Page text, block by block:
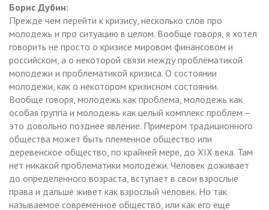
Борис Дубин:
Прежде чем перейти к кризису, несколько слов про
молодежь и про ситуацию в целом. Вообще говоря, я хотел
говорить не просто о кризисе мировом финансовом и
российском, а о некоторой связи между проблематикой
молодежи и проблематикой кризиса. О состоянии
молодежи, как о некотором кризисном состоянии.
Вообще говоря, молодежь как проблема, молодежь как
особая группа и молодежь как целый комплекс проблем –
это довольно позднее явление. Примером традиционного
общества может быть племенное общество или
деревенское общество, по крайней мере, до XIX века. Там
нет никакой проблематики молодежи. Человек доживает
до определенного возраста, вступает в свои взрослые
права и дальше живет как взрослый человек. Но так
называемое современное общество, или как его еще